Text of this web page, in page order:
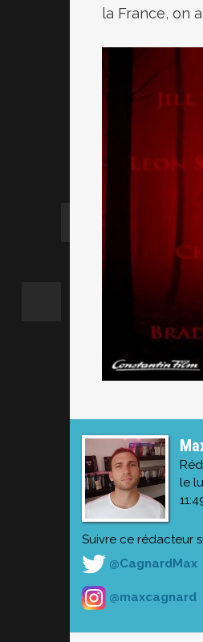
la France, on
le
Suivre ce rédacteur
@CagnardMax
@maxcagnard